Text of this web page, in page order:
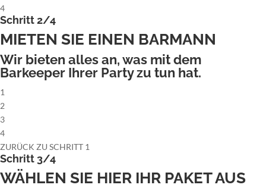
4
Schritt 2/4
MIETEN SIE EINEN BARMANN
Wir bieten alles an, was mit dem
Barkeeper Ihrer Party zu tun hat.
1
2
3
4
ZURÜCK ZU SCHRITT 1
Schritt 3/4
WÄHLEN SIE HIER IHR PAKET AUS